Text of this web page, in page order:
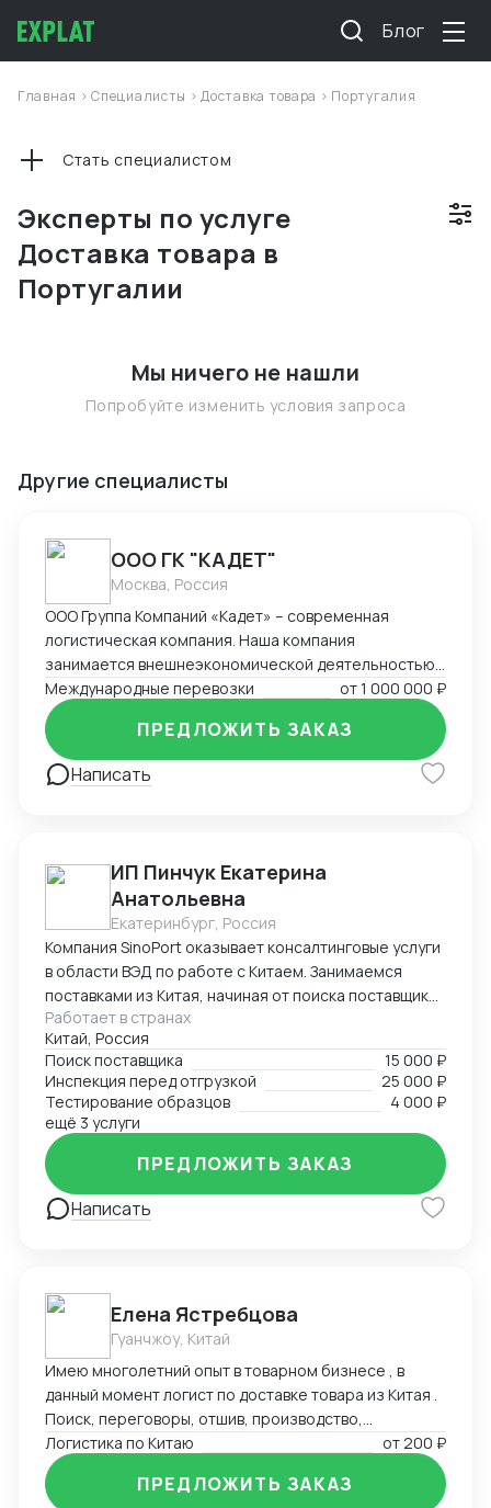
Блог
Главная >Специалисты >Доставка товара > Португалия
Эксперты по услуге
Доставка товара в
Португалии
Стать специалистом
Мы ничего не нашли
Попробуйте изменить условия запроса
Другие специалисты
ООО ГК "КАДЕТ"
Москва, Россия
ООО Группа Компаний «Кадет» – современная
логистическая компания. Наша компания
занимается внешнеэкономической деятельностью
на протяжении 21 года. За это время компания
накопила богатый опыт в ведении внешнеторговых
сделок, организации мультимодальных
международных перевозок (авто, море, авиа, ж/д).
Наш подход – решение поставленных задач и
Международные перевозки от1 000 000 ₽
Написать
ПРЕДЛОЖИТЬ ЗАКАЗ
ИП Пинчук Екатерина
Анатольевна
Екатеринбург, Россия
Компания SinoPort оказывает консалтинговые услуги
в области ВЭД по работе с Китаем. Занимаемся
поставками из Китая, начиная от поиска поставщиков
и заканчивая отгрузками в Россию. Поможем найти
лучшего поставщика необходимого товара по
предоставленному техническому заданию.
Работаем с разными товарными группами, как с
товарами народного потребления, так и со
сложными техническими запросами по поставке и
сборке оборудования
Работает в странах
Китай, Россия
Поиск поставщика
15 000 ₽
Инспекция перед отгрузкой
25 000 ₽
Тестирование образцов
4 000 ₽
ещё 3 услуги
Написать
ПРЕДЛОЖИТЬ ЗАКАЗ
Елена Ястребцова
Гуанчжоу, Китай
Имею многолетний опыт в товарном бизнесе , в
данный момент логист по доставке товара из Китая .
Поиск, переговоры, отшив, производство,
траспортировка , аналитика товара под клиента.
Любые товары, выбор маршрутов, отсрочки
платежей , выбор способа оплаты , документация.
Логистика по Китаю от200 ₽
ПРЕДЛОЖИТЬ ЗАКАЗ